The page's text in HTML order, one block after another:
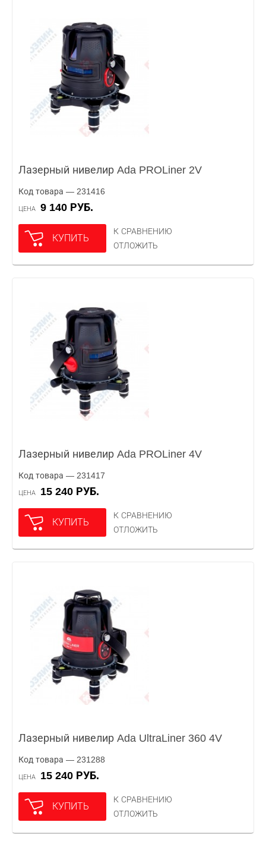
Лазерный нивелир Ada PROLiner 2V
Код товара — 231416
ЦЕНА 9 140 РУБ.
КУПИТЬ
К СРАВНЕНИЮ
ОТЛОЖИТЬ
Лазерный нивелир Ada PROLiner 4V
Код товара — 231417
ЦЕНА 15 240 РУБ.
КУПИТЬ
К СРАВНЕНИЮ
ОТЛОЖИТЬ
Лазерный нивелир Ada UltraLiner 360 4V
Код товара — 231288
ЦЕНА 15 240 РУБ.
КУПИТЬ
К СРАВНЕНИЮ
ОТЛОЖИТЬ